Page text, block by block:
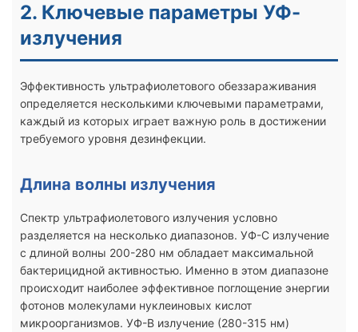
2. Ключевые параметры УФ-
излучения
Эффективность ультрафиолетового обеззараживания
определяется несколькими ключевыми параметрами,
каждый из которых играет важную роль в достижении
требуемого уровня дезинфекции.
Длина волны излучения
Спектр ультрафиолетового излучения условно
разделяется на несколько диапазонов. УФ-С излучение
с длиной волны 200-280 нм обладает максимальной
бактерицидной активностью. Именно в этом диапазоне
происходит наиболее эффективное поглощение энергии
фотонов молекулами нуклеиновых кислот
микроорганизмов. УФ-В излучение (280-315 нм)